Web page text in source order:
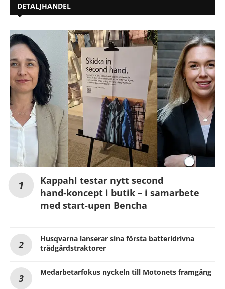
DETALJHANDEL
Kappahl testar nytt second
hand‑koncept i butik – i samarbete
med start‑upen Bencha
Husqvarna lanserar sina första batteridrivna
trädgårdstraktorer
Medarbetarfokus nyckeln till Motonets framgång